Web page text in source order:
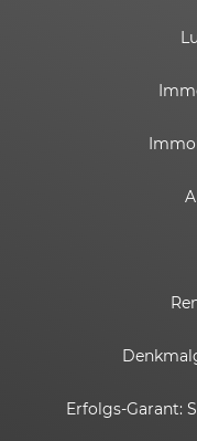
Erfolgs-Garant: